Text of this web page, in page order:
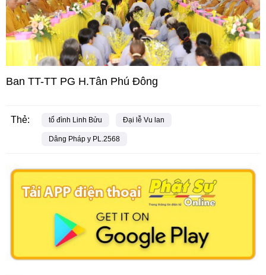
Ban TT-TT PG H.Tân Phú Đông
Thẻ: tổ đình Linh Bửu Đại lễ Vu lan
Dâng Pháp y PL.2568